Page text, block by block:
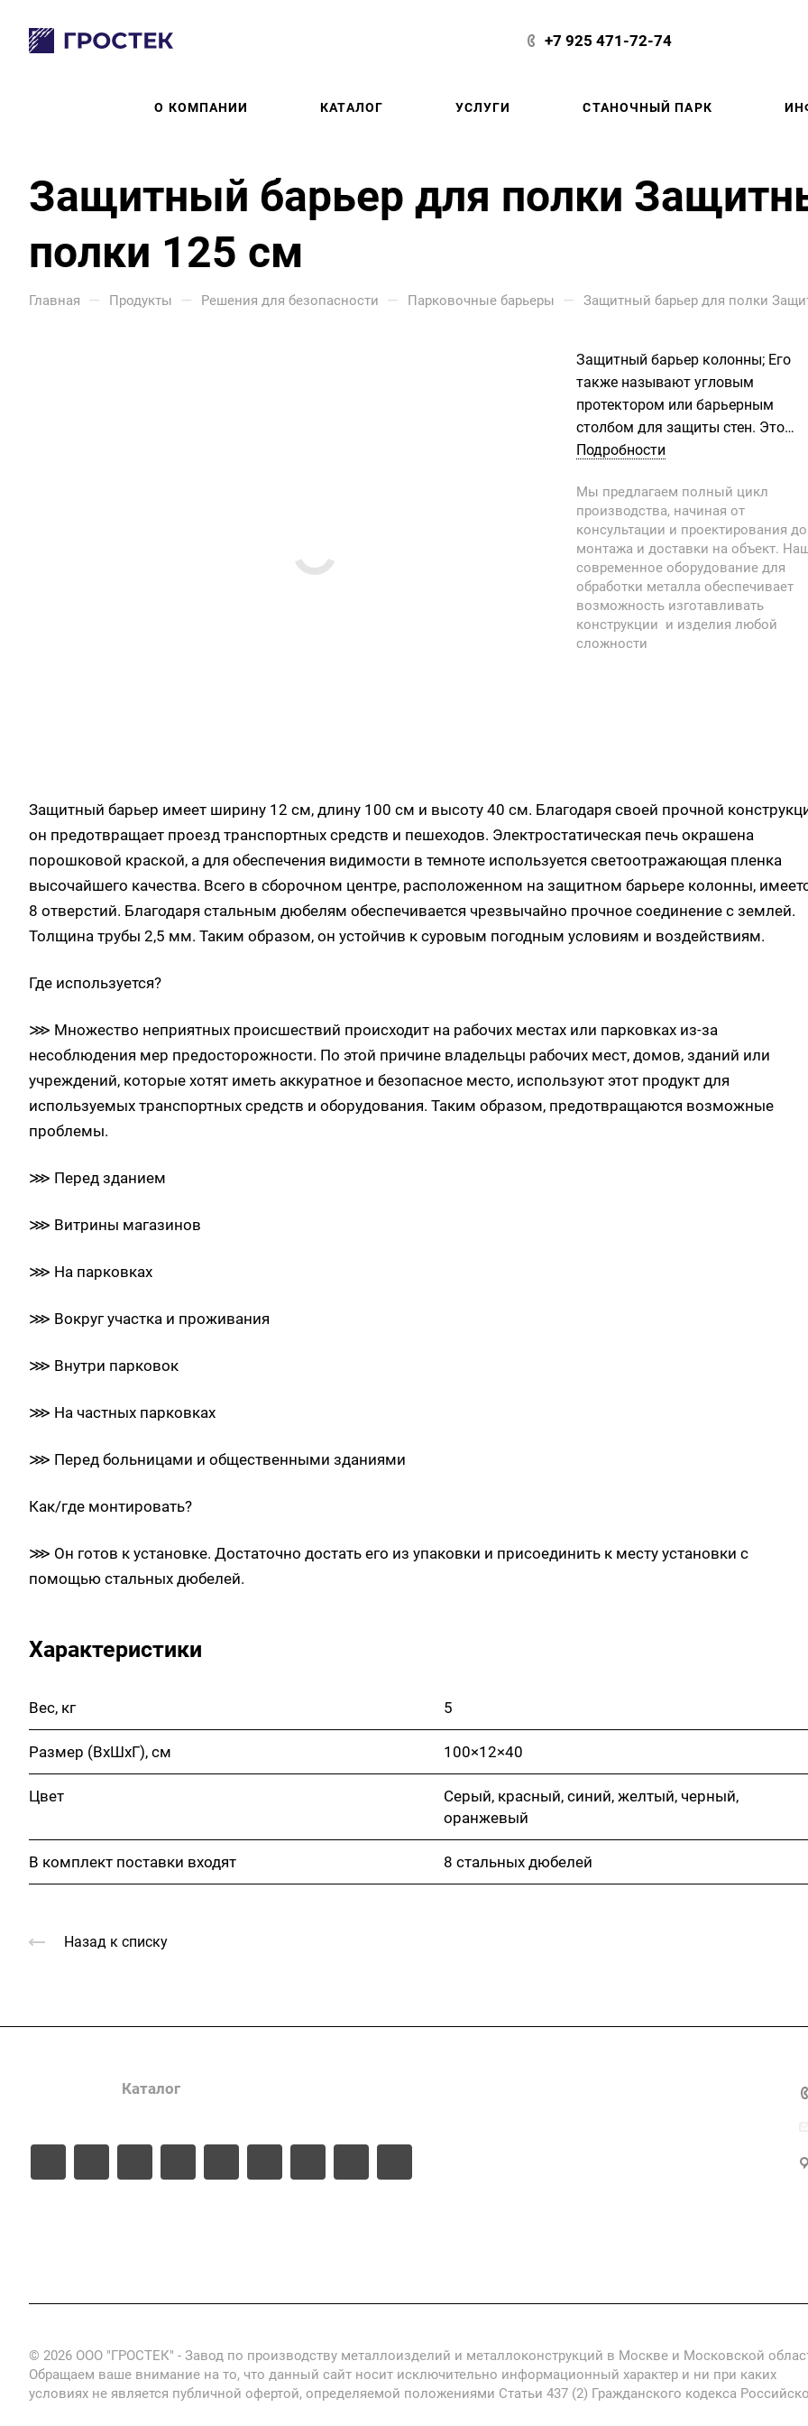
+7 925 471-72-74
О КОМПАНИИ КАТАЛОГ УСЛУГИ СТАНОЧНЫЙ ПАРК
Защитный барьер для полки
полки 125 см
Главная — Продукты — Решения для безопасности — Парковочные барьеры — Защитный барьер для полки
Защитный барьер колонны; Его
также называют угловым
протектором или барьерным
столбом для защиты стен. Это
практичный продукт, который
открытых и закрытых
автостоянках, входах в здания,
витринах магазинов и на рабочих
местах, чтобы предотвратить
несчастные случаи и снизить риск
удара о стену. Этот продукт
особенно предпочтителен из-за
несчастных случаев на рабочих
Подробности
Мы предлагаем полный цикл
производства, начиная от
консультации и проектирования до
монтажа и доставки на объект.
современное оборудование для
обработки металла обеспечивает
возможность изготавливать
конструкции и изделия любой
сложности
Защитный барьер имеет ширину 12 см, длину 100 см и высоту 40 см. Благодаря своей прочной
он предотвращает проезд транспортных средств и пешеходов. Электростатическая печь окрашена
порошковой краской, а для обеспечения видимости в темноте используется светоотражающая пленка
высочайшего качества. Всего в сборочном центре, расположенном на защитном барьере колонны,
8 отверстий. Благодаря стальным дюбелям обеспечивается чрезвычайно прочное соединение с землей.
Толщина трубы 2,5 мм. Таким образом, он устойчив к суровым погодным условиям и воздействиям.
Где используется?
⋙ Множество неприятных происшествий происходит на рабочих местах или парковках из-за
несоблюдения мер предосторожности. По этой причине владельцы рабочих мест, домов, зданий или
учреждений, которые хотят иметь аккуратное и безопасное место, используют этот продукт для
используемых транспортных средств и оборудования. Таким образом, предотвращаются возможные
проблемы.
⋙ Перед зданием
⋙ Витрины магазинов
⋙ На парковках
⋙ Вокруг участка и проживания
⋙ Внутри парковок
⋙ На частных парковках
⋙ Перед больницами и общественными зданиями
Как/где монтировать?
⋙ Он готов к установке. Достаточно достать его из упаковки и присоединить к месту установки с
помощью стальных дюбелей.
Характеристики
Вес, кг 5
Размер (ВхШхГ), см 100×12×40
Цвет
Серый, красный, синий, желтый, черный,
оранжевый
В комплект поставки входят 8 стальных дюбелей
Назад к списку
Каталог
© 2026 ООО "ГРОСТЕК" - Завод по производству металлоизделий и металлоконструкций в Москве и Московской
Обращаем ваше внимание на то, что данный сайт носит исключительно информационный характер и ни при каких
условиях не является публичной офертой, определяемой положениями Статьи 437 (2) Гражданского кодекса